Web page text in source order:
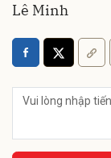
Lê Minh